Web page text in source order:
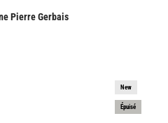
situation géographique et
du sancerrois mais aussi de
très rigoureuse. Les sols sont
produits de synthèse. Les
Pierre Gerbais
New
Épuisé